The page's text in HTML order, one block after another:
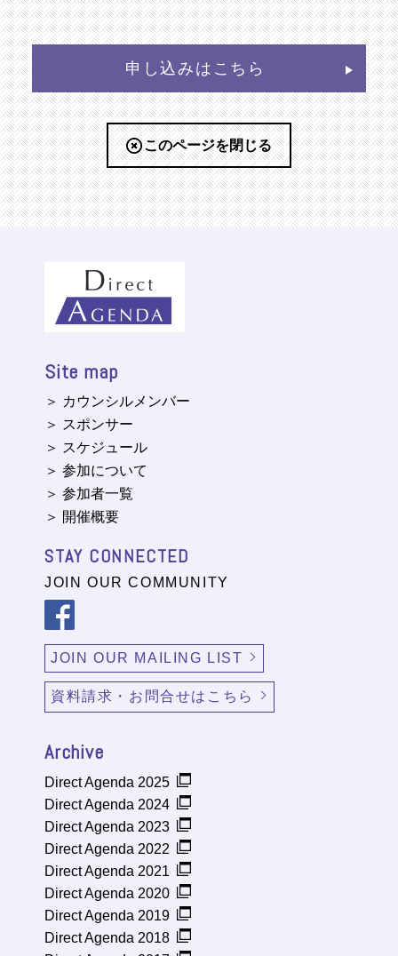
申し込みはこちら
このページを閉じる
Site map
＞ カウンシルメンバー
＞ スポンサー
＞ スケジュール
＞ 参加について
＞ 参加者一覧
＞ 開催概要
STAY CONNECTED
JOIN OUR COMMUNITY
JOIN OUR MAILING LIST
資料請求・お問合せはこちら
Archive
Direct Agenda 2025
Direct Agenda 2024
Direct Agenda 2023
Direct Agenda 2022
Direct Agenda 2021
Direct Agenda 2020
Direct Agenda 2019
Direct Agenda 2018